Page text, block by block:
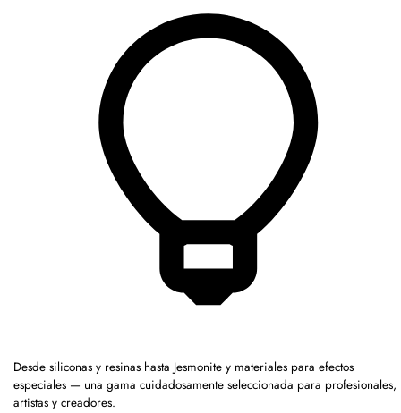
Desde siliconas y resinas hasta Jesmonite y materiales para efectos
especiales — una gama cuidadosamente seleccionada para profesionales,
artistas y creadores.